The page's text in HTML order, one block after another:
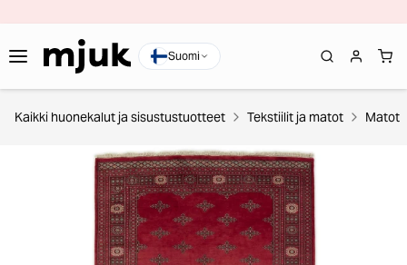
Suomi
Kaikki huonekalut ja sisustustuotteet Tekstiilit ja matot Matot